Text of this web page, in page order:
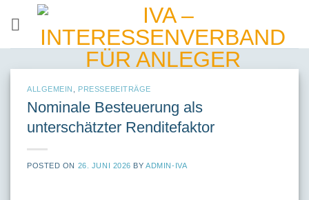
ALLGEMEIN PRESSEBEITRÄGE
Nominale Besteuerung als
unterschätzter Renditefaktor
POSTED ON 26. JUNI 2026 BYADMIN-IVA